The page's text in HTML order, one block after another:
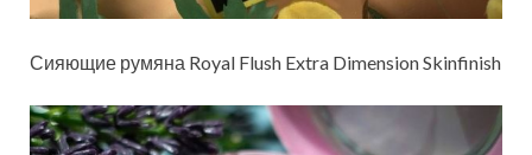
Сияющие румяна Royal Flush Extra Dimension Skinfinish